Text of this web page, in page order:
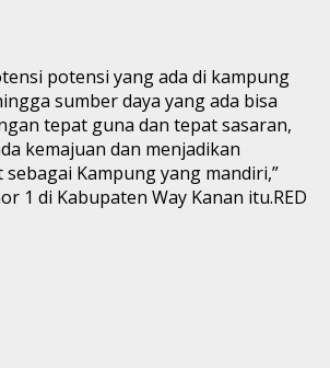
potensi yang ada di kampung
sumber daya yang ada bisa
tepat guna dan tepat sasaran,
kemajuan dan menjadikan
Kampung yang mandiri,”
1 di Kabupaten Way Kanan itu.RED